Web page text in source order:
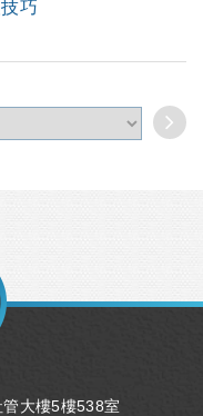
巧
大樓5樓538室